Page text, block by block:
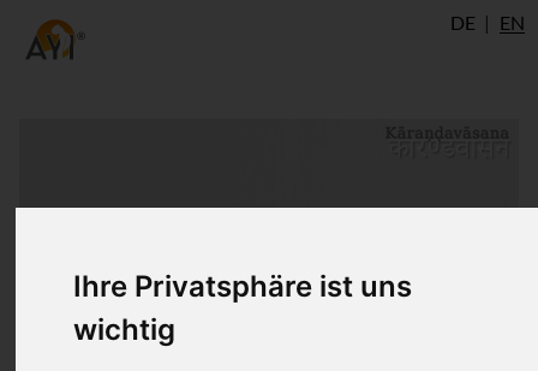
Ihre Privatsphäre ist uns
wichtig
DE EN